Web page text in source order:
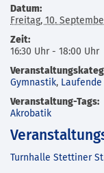
Datum:
Freitag, 10.
Zeit:
16:30 Uhr - 18:00 Uhr
Gymnastik,
Veranstaltung-Tags:
Akrobatik
Turnhalle Stettiner